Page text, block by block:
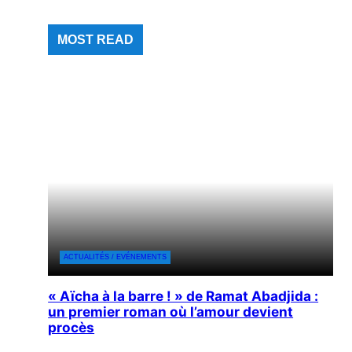
MOST READ
ACTUALITÉS / EVÉNEMENTS
« Aïcha à la barre ! » de Ramat Abadjida :
un premier roman où l’amour devient
procès